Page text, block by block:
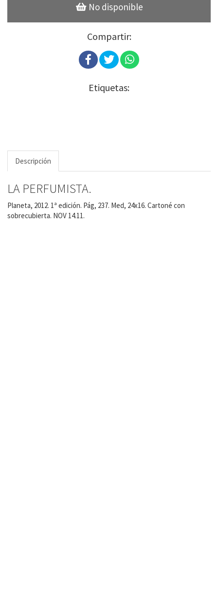
No disponible
Compartir:
Etiquetas:
Descripción
LA PERFUMISTA.
Planeta, 2012. 1ª edición. Pág, 237. Med, 24x16. Cartoné con
sobrecubierta. NOV 14.11.